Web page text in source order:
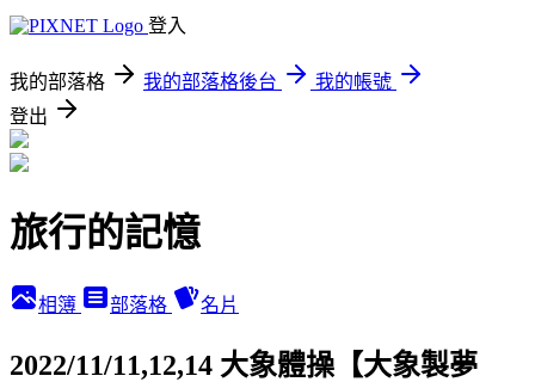
登入
我的部落格 我的部落格後台
我的帳號
登出
旅行的記憶
相簿 部落格 名片
2022/11/11,12,14 大象體操【大象製夢